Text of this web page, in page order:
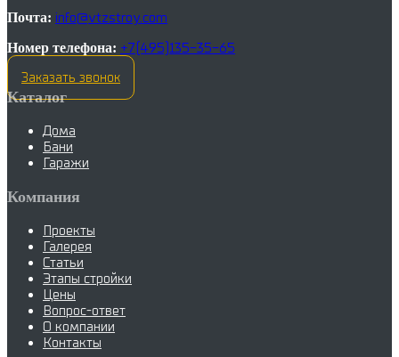
Почта: info@vtzstroy.com
Номер телефона: +7(495)135-35-65
Заказать звонок
Каталог
Дома
Бани
Гаражи
Компания
Проекты
Галерея
Статьи
Этапы стройки
Цены
Вопрос-ответ
О компании
Контакты